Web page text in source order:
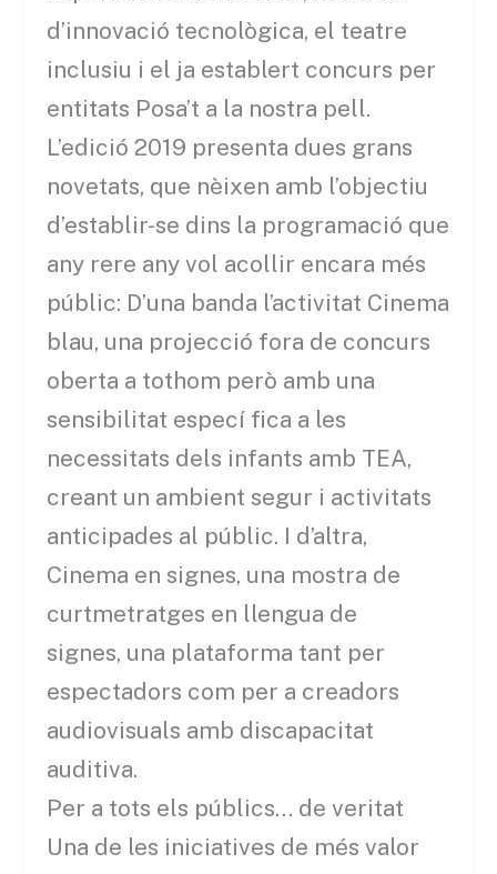
d’innovació tecnològica, el teatre
inclusiu i el ja establert concurs per
entitats Posa’t a la nostra pell.
L’edició 2019 presenta dues grans
novetats, que nèixen amb l’objectiu
d’establir-se dins la programació que
any rere any vol acollir encara més
públic: D’una banda l’activitat Cinema
blau, una projecció fora de concurs
oberta a tothom però amb una
sensibilitat especí fica a les
necessitats dels infants amb TEA,
creant un ambient segur i activitats
anticipades al públic. I d’altra,
Cinema en signes, una mostra de
curtmetratges en llengua de
signes, una plataforma tant per
espectadors com per a creadors
audiovisuals amb discapacitat
auditiva.
Per a tots els públics… de veritat
Una de les iniciatives de més valor